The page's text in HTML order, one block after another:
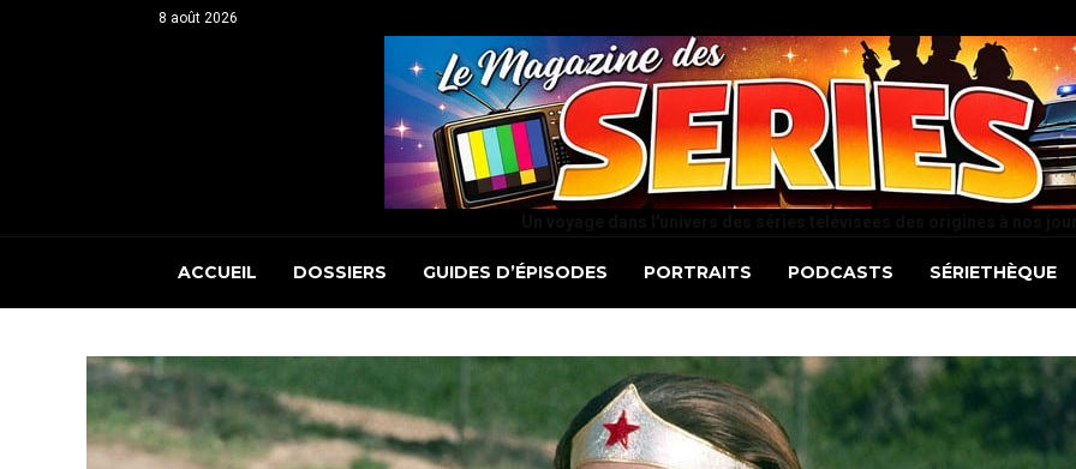
8 août 2026
ACCUEIL DOSSIERS GUIDES D’ÉPISODES PORTRAITS PODCASTS SÉRIETHÈQUE